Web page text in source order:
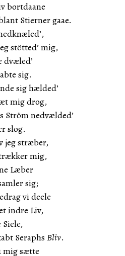
bortdaane
Stierner gaae.
stötted’ mig,
dvæled’
sig.
sig hælded’
mig drog,
Ström nedvælded’
slog.
jeg stræber,
mig,
Læber
sig;
vi deele
indre Liv,
Seraphs Bliv.
mig sætte